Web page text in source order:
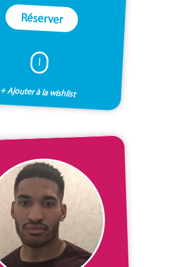
Réserver
I
+ Ajouter à la wishlist